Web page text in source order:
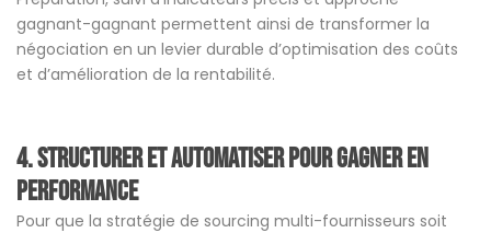
gagnant-gagnant permettent ainsi de transformer la
négociation en un levier durable d’optimisation des coûts
et d’amélioration de la rentabilité.
4. Structurer et automatiser pour gagner en
performance
Pour que la stratégie de sourcing multi-fournisseurs soit